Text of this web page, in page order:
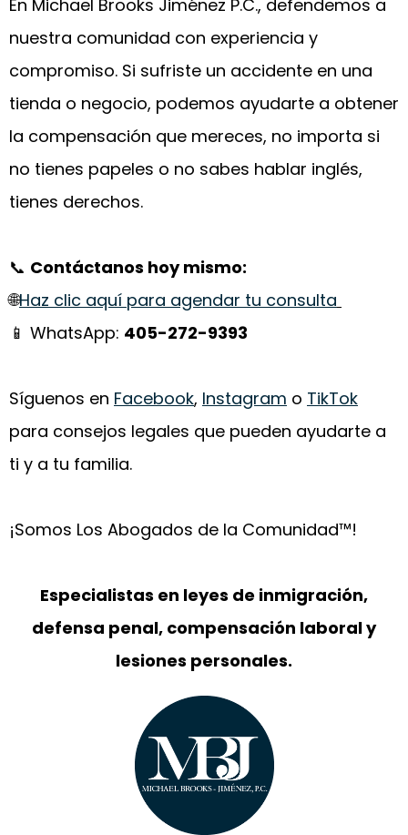
En Michael Brooks Jiménez P.C., defendemos a
nuestra comunidad con experiencia y
compromiso. Si sufriste un accidente en una
tienda o negocio, podemos ayudarte a obtener
la compensación que mereces, no importa si
no tienes papeles o no sabes hablar inglés,
tienes derechos.
📞 Contáctanos hoy mismo:
🌐Haz clic aquí para agendar tu consulta
📱 WhatsApp: 405-272-9393
Síguenos en Facebook, Instagram o TikTok
para consejos legales que pueden ayudarte a
ti y a tu familia.
¡Somos Los Abogados de la Comunidad™!
Especialistas en leyes de inmigración,
defensa penal, compensación laboral y
lesiones personales.